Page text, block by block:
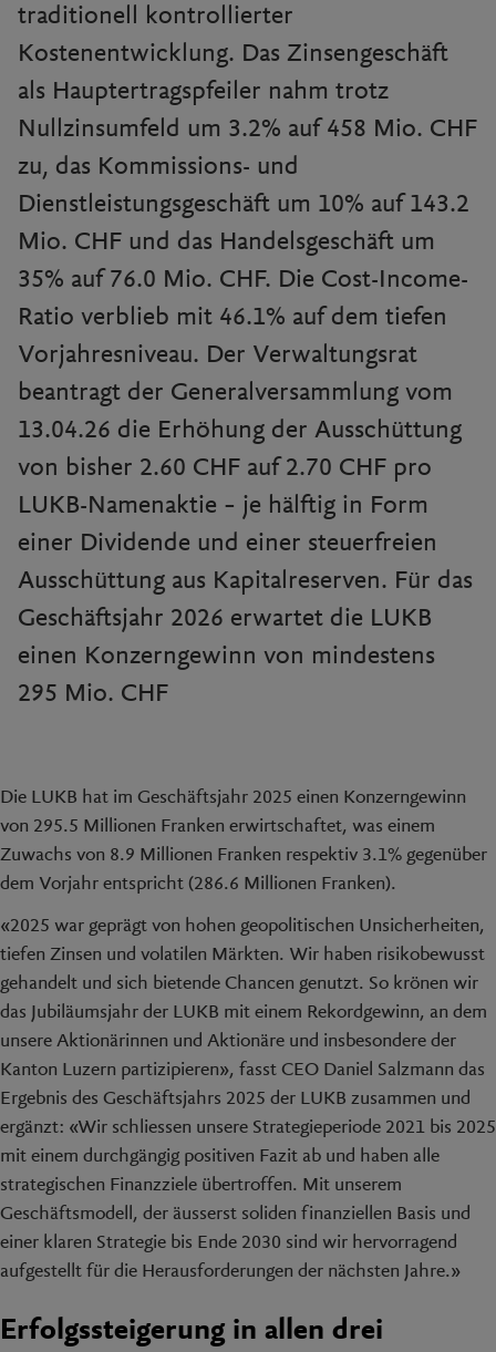
traditionell kontrollierter
Kostenentwicklung. Das Zinsengeschäft
als Hauptertragspfeiler nahm trotz
Nullzinsumfeld um 3.2% auf 458 Mio. CHF
zu, das Kommissions- und
Dienstleistungsgeschäft um 10% auf 143.2
Mio. CHF und das Handelsgeschäft um
35% auf 76.0 Mio. CHF. Die Cost-Income-
Ratio verblieb mit 46.1% auf dem tiefen
Vorjahresniveau. Der Verwaltungsrat
beantragt der Generalversammlung vom
13.04.26 die Erhöhung der Ausschüttung
von bisher 2.60 CHF auf 2.70 CHF pro
LUKB-Namenaktie – je hälftig in Form
einer Dividende und einer steuerfreien
Ausschüttung aus Kapitalreserven. Für das
Geschäftsjahr 2026 erwartet die LUKB
einen Konzerngewinn von mindestens
295 Mio. CHF
Die LUKB hat im Geschäftsjahr 2025 einen Konzerngewinn
von 295.5 Millionen Franken erwirtschaftet, was einem
Zuwachs von 8.9 Millionen Franken respektiv 3.1% gegenüber
dem Vorjahr entspricht (286.6 Millionen Franken).
«2025 war geprägt von hohen geopolitischen Unsicherheiten,
tiefen Zinsen und volatilen Märkten. Wir haben risikobewusst
gehandelt und sich bietende Chancen genutzt. So krönen wir
das Jubiläumsjahr der LUKB mit einem Rekordgewinn, an dem
unsere Aktionärinnen und Aktionäre und insbesondere der
Kanton Luzern partizipieren», fasst CEO Daniel Salzmann das
Ergebnis des Geschäftsjahrs 2025 der LUKB zusammen und
ergänzt: «Wir schliessen unsere Strategieperiode 2021 bis 2025
mit einem durchgängig positiven Fazit ab und haben alle
strategischen Finanzziele übertroffen. Mit unserem
Geschäftsmodell, der äusserst soliden finanziellen Basis und
einer klaren Strategie bis Ende 2030 sind wir hervorragend
aufgestellt für die Herausforderungen der nächsten Jahre.»
Erfolgssteigerung in allen drei